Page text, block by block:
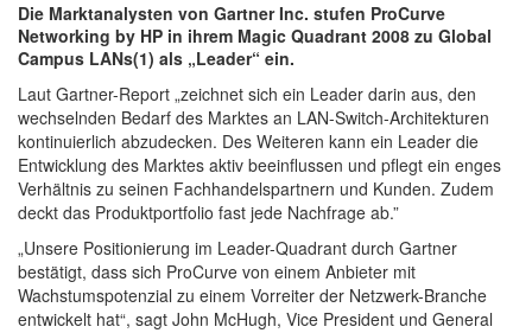
Die Marktanalysten von Gartner Inc. stufen ProCurve
Networking by HP in ihrem Magic Quadrant 2008 zu Global
Campus LANs(1) als „Leader“ ein.
Laut Gartner-Report „zeichnet sich ein Leader darin aus, den
wechselnden Bedarf des Marktes an LAN-Switch-Architekturen
kontinuierlich abzudecken. Des Weiteren kann ein Leader die
Entwicklung des Marktes aktiv beeinflussen und pflegt ein enges
Verhältnis zu seinen Fachhandelspartnern und Kunden. Zudem
deckt das Produktportfolio fast jede Nachfrage ab.”
„Unsere Positionierung im Leader-Quadrant durch Gartner
bestätigt, dass sich ProCurve von einem Anbieter mit
Wachstumspotenzial zu einem Vorreiter der Netzwerk-Branche
entwickelt hat“, sagt John McHugh, Vice President und General